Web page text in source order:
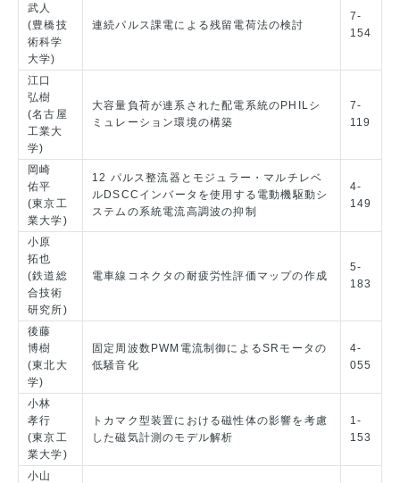
武人
(豊橋技
術科学
大学)
連続パルス課電による残留電荷法の検討
7-
154
江口
弘樹
(名古屋
工業大
学)
大容量負荷が連系された配電系統のPHILシ
ミュレーション環境の構築
7-
119
岡崎
佑平
(東京工
業大学)
12 パルス整流器とモジュラー・マルチレベ
ルDSCCインバータを使用する電動機駆動シ
ステムの系統電流高調波の抑制
4-
149
小原
拓也
(鉄道総
合技術
研究所)
電車線コネクタの耐疲労性評価マップの作成
5-
183
後藤
博樹
(東北大
学)
固定周波数PWM電流制御によるSRモータの
低騒音化
4-
055
小林
孝行
(東京工
業大学)
トカマク型装置における磁性体の影響を考慮
した磁気計測のモデル解析
1-
153
小山